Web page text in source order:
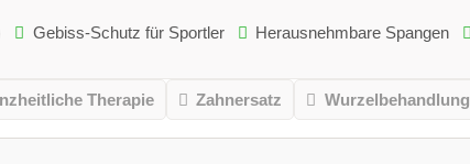
Gebiss-Schutz für Sportler Herausnehmbare Spangen
Therapie Zahnersatz Wurzelbehandlung